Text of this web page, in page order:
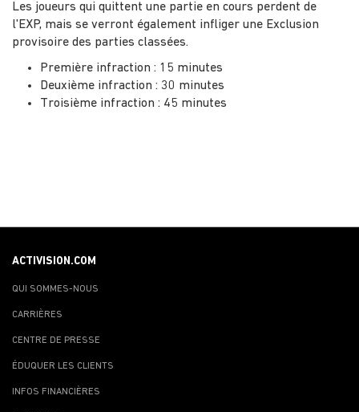
Les joueurs qui quittent une partie en cours perdent de
l'EXP, mais se verront également infliger une Exclusion
provisoire des parties classées.
Première infraction : 15 minutes
Deuxième infraction : 30 minutes
Troisième infraction : 45 minutes
ACTIVISION.COM
QUI SOMMES-NOUS
CARRIÈRES
CENTRE DE PRESSE
ÉDUQUER LES CLIENTS
INFOS FINANCIÈRES